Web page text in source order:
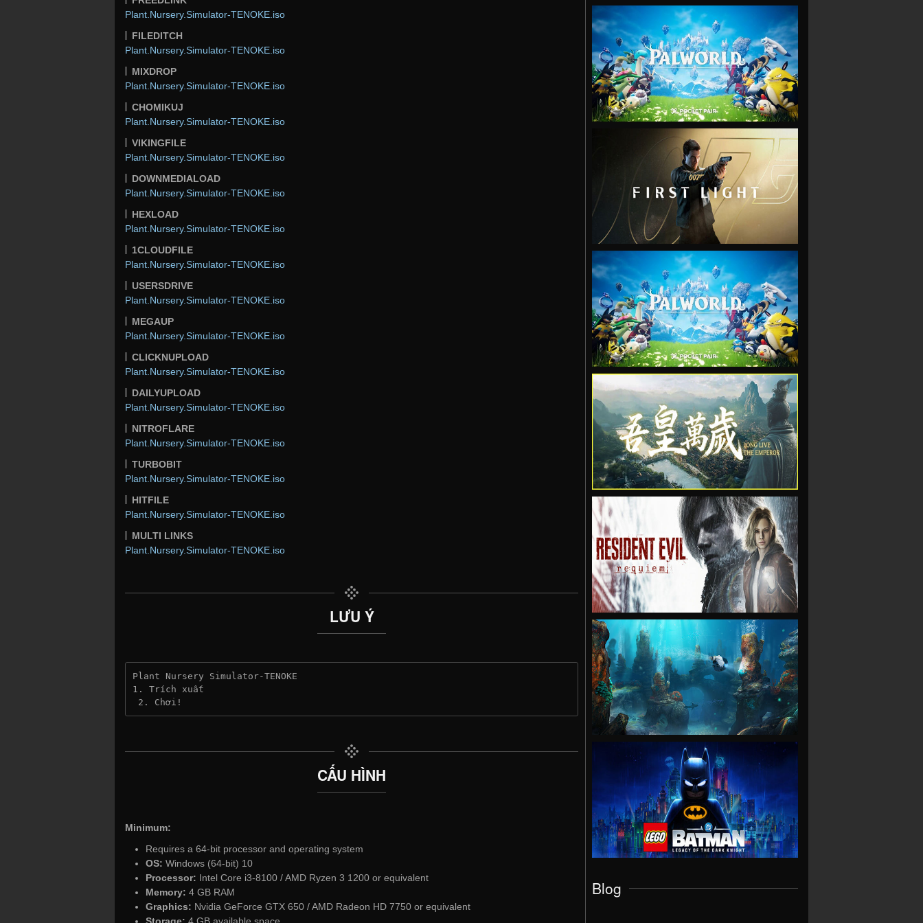
Plant.Nursery.Simulator-TENOKE.iso
FILEDITCH
Plant.Nursery.Simulator-TENOKE.iso
MIXDROP
Plant.Nursery.Simulator-TENOKE.iso
CHOMIKUJ
Plant.Nursery.Simulator-TENOKE.iso
VIKINGFILE
Plant.Nursery.Simulator-TENOKE.iso
DOWNMEDIALOAD
Plant.Nursery.Simulator-TENOKE.iso
HEXLOAD
Plant.Nursery.Simulator-TENOKE.iso
1CLOUDFILE
Plant.Nursery.Simulator-TENOKE.iso
USERSDRIVE
Plant.Nursery.Simulator-TENOKE.iso
MEGAUP
Plant.Nursery.Simulator-TENOKE.iso
CLICKNUPLOAD
Plant.Nursery.Simulator-TENOKE.iso
DAILYUPLOAD
Plant.Nursery.Simulator-TENOKE.iso
NITROFLARE
Plant.Nursery.Simulator-TENOKE.iso
TURBOBIT
Plant.Nursery.Simulator-TENOKE.iso
HITFILE
Plant.Nursery.Simulator-TENOKE.iso
MULTI LINKS
Plant.Nursery.Simulator-TENOKE.iso
LƯU Ý
Plant Nursery Simulator-TENOKE
1. Trích xuất
2. Chơi!
CẤU HÌNH
Minimum:
Requires a 64-bit processor and operating system
OS: Windows (64-bit) 10
Processor: Intel Core i3-8100 / AMD Ryzen 3 1200 or equivalent
Memory: 4 GB RAM
Graphics: Nvidia GeForce GTX 650 / AMD Radeon HD 7750 or equivalent
Storage: 4 GB available space
VIEW
VIEW
VIEW
VIEW
VIEW
VIEW
VIEW
Blog